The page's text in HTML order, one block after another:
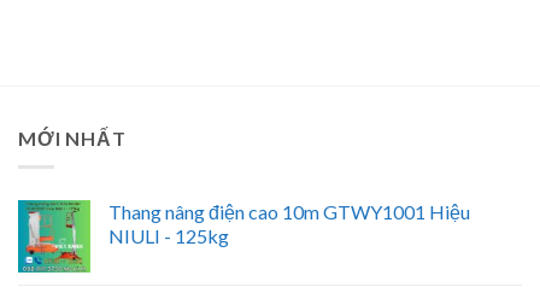
MỚI NHẤT
Thang nâng điện cao 10m GTWY1001 Hiệu
NIULI - 125kg